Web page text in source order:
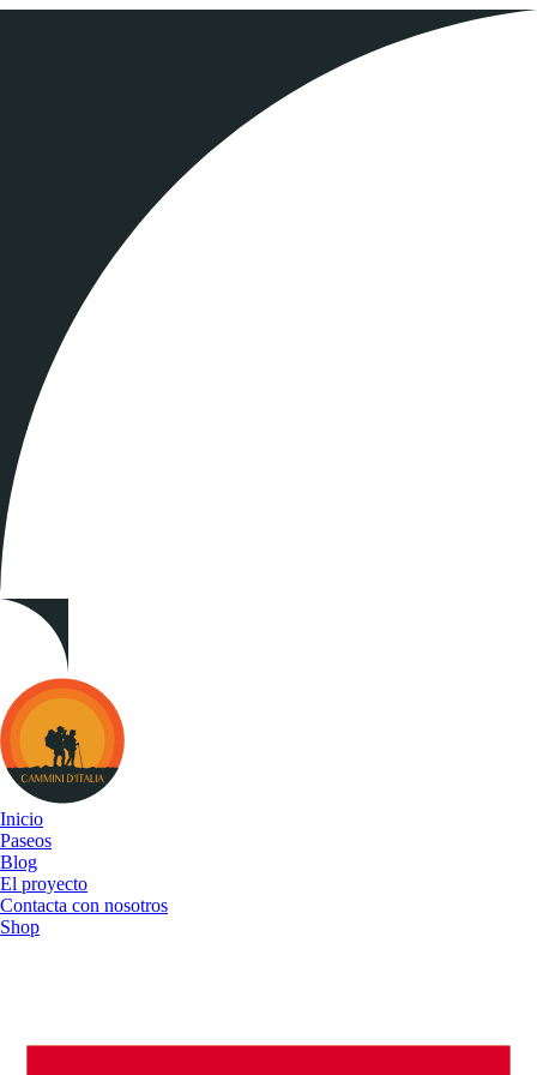
Cammini
d&#039;Italia
Inicio
Paseos
Blog
El proyecto
Contacta con nosotros
Shop